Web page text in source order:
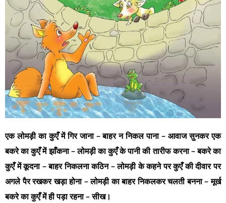
एक लोमड़ी का कुएँ में गिर जाना – बाहर न निकल पाना – आवाज सुनकर एक
बकरे का कुएँ में झाँकना – लोमड़ी का कुएँ के पानी की तारीफ करना – बकरे का
कुएँ में कूदना – बाहर निकलना कठिन – लोमड़ी के कहने पर कुएँ की दीवार पर
अगले पैर रखकर खड़ा होना – लोमड़ी का बाहर निकलकर चलती बनना – मूर्ख
बकरे का कुएँ में ही पड़ा रहना – सीख।